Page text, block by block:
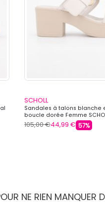
SCHOLL
Sandales à talons blanche
boucle dorée Femme
105,00 €44,99 € 57%
NE RIEN MANQUER